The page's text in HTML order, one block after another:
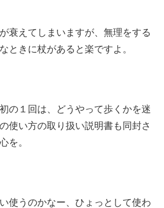
衰えてしまいますが、無理をする
ときに杖があると楽ですよ。
の１回は、どうやって歩くかを迷
使い方の取り扱い説明書も同封さ
を。
使うのかなー、ひょっとして使わ